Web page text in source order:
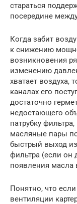
стараться
посередине
Когда забит
к снижению
возникновения
изменению
хватает воздуха,
каналах его
достаточно
недостающего
патрубку
масляные пары
быстрый выход
фильтра (если он
появления масла
Понятно, что
вентиляции